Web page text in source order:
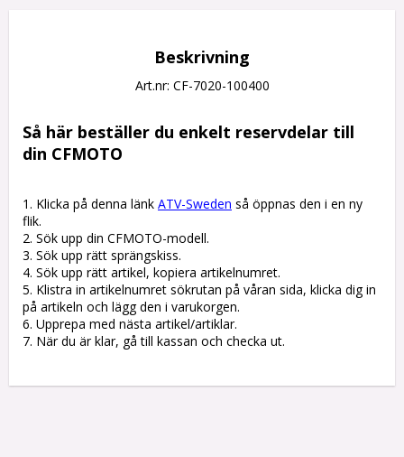
Beskrivning
Art.nr: CF-7020-100400
Så här beställer du enkelt reservdelar till
din CFMOTO
1. Klicka på denna länk ATV-Sweden så öppnas den i en ny
flik.
2. Sök upp din CFMOTO-modell.
3. Sök upp rätt sprängskiss.
4. Sök upp rätt artikel, kopiera artikelnumret.
5. Klistra in artikelnumret sökrutan på våran sida, klicka dig in
på artikeln och lägg den i varukorgen.
6. Upprepa med nästa artikel/artiklar.
7. När du är klar, gå till kassan och checka ut.